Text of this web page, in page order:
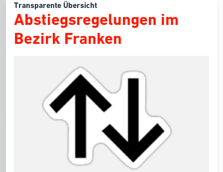
Transparente Übersicht
Abstiegsregelungen im
Bezirk Franken